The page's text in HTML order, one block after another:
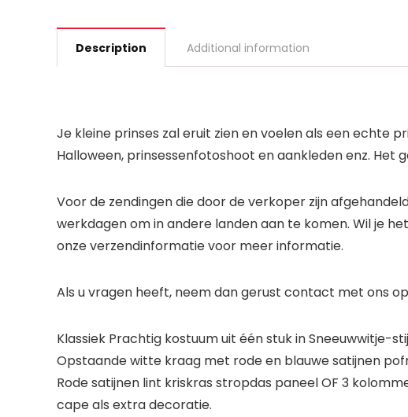
Description Additional information
Je kleine prinses zal eruit zien en voelen als een echte
Halloween, prinsessenfotoshoot en aankleden enz. Het
Voor de zendingen die door de verkoper zijn
werkdagen om in andere landen aan te komen. Wil je
onze verzendinformatie voor meer informatie.
Als u vragen heeft, neem dan gerust contact met ons
Klassiek Prachtig kostuum uit één stuk in Sneeuwwitje-
Opstaande witte kraag met rode en blauwe satijnen
Rode satijnen lint kriskras stropdas paneel OF 3
cape als extra decoratie.